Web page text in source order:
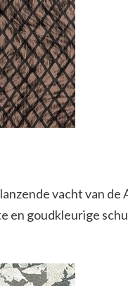
vacht van de
en goudkleurige